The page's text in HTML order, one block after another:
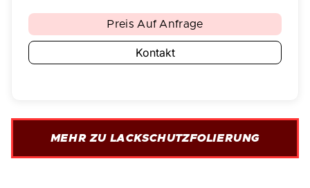
Preis Auf Anfrage
Kontakt
MEHR ZU LACKSCHUTZFOLIERUNG